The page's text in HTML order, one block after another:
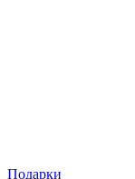
Подарки